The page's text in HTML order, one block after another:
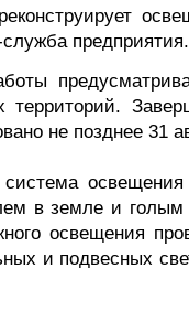
предприятия.
территорий.
не позднее 31
в земле и
освещения
и подвесных